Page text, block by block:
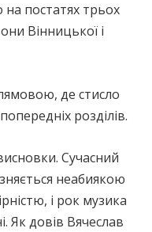
постатях трьох
Вінницької і
де стисло
розділів.
Сучасний
неабиякою
і рок музика
Як довів Вячеслав